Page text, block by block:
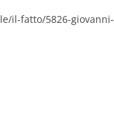
il-fatto/5826-giovanni-